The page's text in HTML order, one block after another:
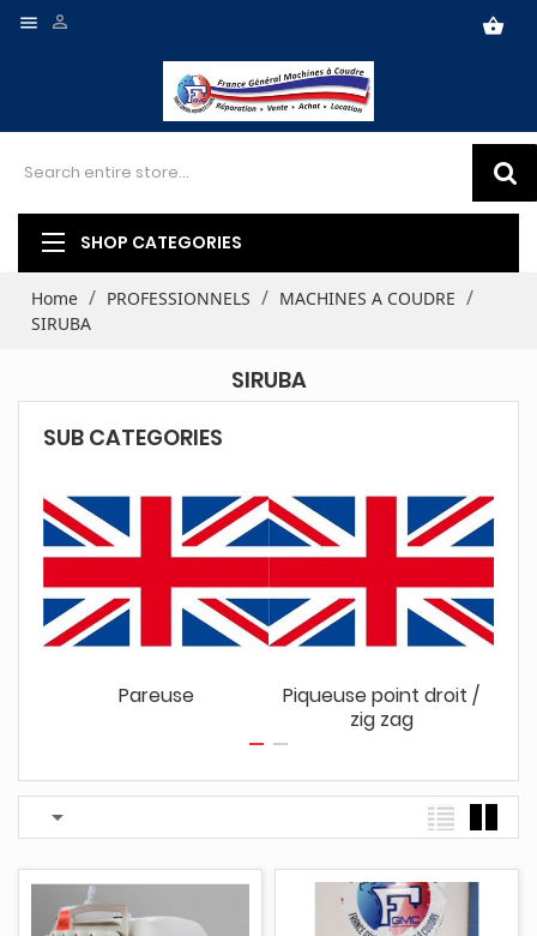
 shopping_basket

SHOP CATEGORIES
Home PROFESSIONNELS
MACHINES A COUDRE
SIRUBA
SIRUBA
SUB CATEGORIES
Pareuse
Piqueuse point droit /
zig zag
